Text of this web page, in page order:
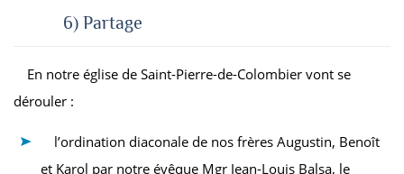
6) Partage
En notre église de Saint-Pierre-de-Colombier vont se
dérouler :
l’ordination diaconale de nos frères Augustin, Benoît
et Karol par notre évêque Mgr Jean-Louis Balsa, le